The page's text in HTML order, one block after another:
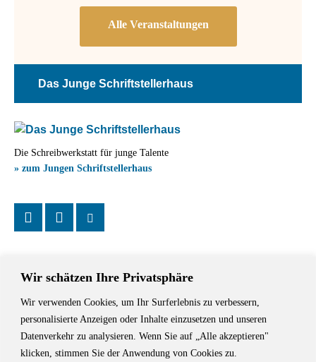
Wir schätzen Ihre Privatsphäre
Wir verwenden Cookies, um Ihr Surferlebnis zu verbessern,
personalisierte Anzeigen oder Inhalte einzusetzen und unseren
Datenverkehr zu analysieren. Wenn Sie auf „Alle akzeptieren"
klicken, stimmen Sie der Anwendung von Cookies zu.
Das Junge Schriftstellerhaus
Die Schreibwerkstatt für junge Talente
» zum Jungen Schriftstellerhaus
Das Schriftstellerhaus ist ein beliebter Treffpunkt für Autorinnen und
Autoren aus Stuttgart und der Region sowie ein Veranstaltungsort für
Lesungen, Tagungen und Schreibwerkstätten.